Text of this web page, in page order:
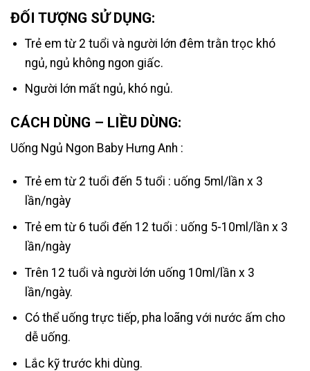
ĐỐI TƯỢNG SỬ DỤNG:
Trẻ em từ 2 tuổi và người lớn đêm trằn trọc khó
ngủ, ngủ không ngon giấc.
Người lớn mất ngủ, khó ngủ.
CÁCH DÙNG – LIỀU DÙNG:
Uống Ngủ Ngon Baby Hưng Anh :
Trẻ em từ 2 tuổi đến 5 tuổi : uống 5ml/lần x 3
lần/ngày
Trẻ em từ 6 tuổi đến 12 tuổi : uống 5-10ml/lần x 3
lần/ngày
Trên 12 tuổi và người lớn uống 10ml/lần x 3
lần/ngày.
Có thể uống trực tiếp, pha loãng với nước ấm cho
dễ uống.
Lắc kỹ trước khi dùng.